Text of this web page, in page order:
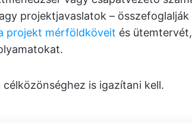
projektjavaslatok – összefoglalják
projekt mérföldköveit és
is igazítani kell.